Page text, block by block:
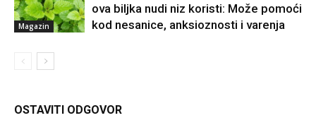
Magazin
ova biljka nudi niz koristi: Može pomoći
kod nesanice, anksioznosti i varenja
OSTAVITI ODGOVOR